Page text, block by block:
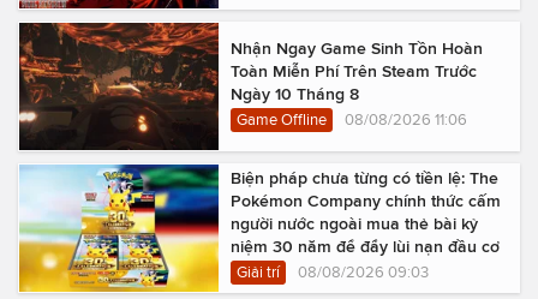
Nhận Ngay Game Sinh Tồn Hoàn
Toàn Miễn Phí Trên Steam Trước
Ngày 10 Tháng 8
Game Offline 08/08/2026 11:06
Biện pháp chưa từng có tiền lệ: The
Pokémon Company chính thức cấm
người nước ngoài mua thẻ bài kỷ
niệm 30 năm để đẩy lùi nạn đầu cơ
Giải trí 08/08/2026 09:03